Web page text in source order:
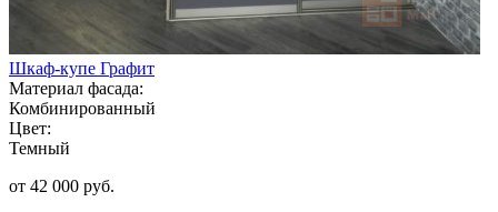
Шкаф-купе Графит
Материал фасада:
Комбинированный
Цвет:
Темный
от 42 000 руб.